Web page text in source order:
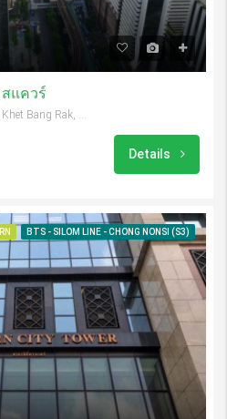
แควร์
Details
BTS - SILOM LINE - CHONG NONSI (S3)